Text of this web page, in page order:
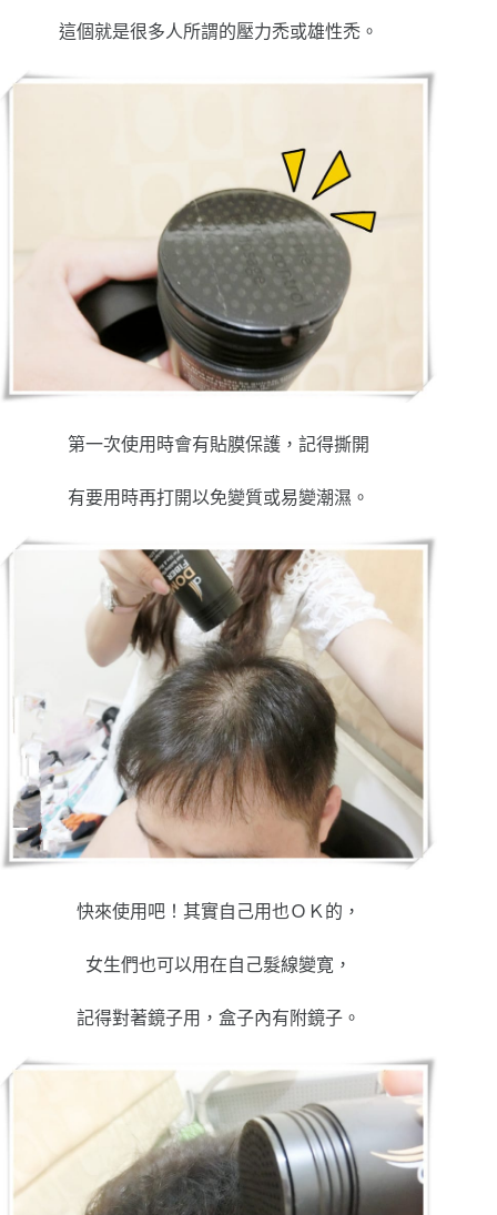
這個就是很多人所謂的壓力禿或雄性禿。
第一次使用時會有貼膜保護，記得撕開
有要用時再打開以免變質或易變潮濕。
快來使用吧！其實自己用也ＯＫ的，
女生們也可以用在自己髮線變寛，
記得對著鏡子用，盒子內有附鏡子。